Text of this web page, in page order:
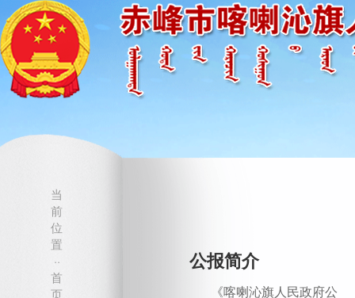
当
前
位
置
··
首
页
公报简介
《喀喇沁旗人民政府公